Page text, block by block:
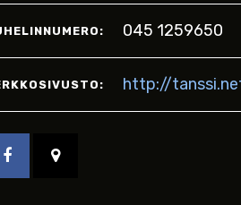
045 1259650
http://